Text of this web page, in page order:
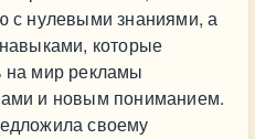
с нулевыми знаниями, а
которые
на мир рекламы
и новым пониманием.
своему